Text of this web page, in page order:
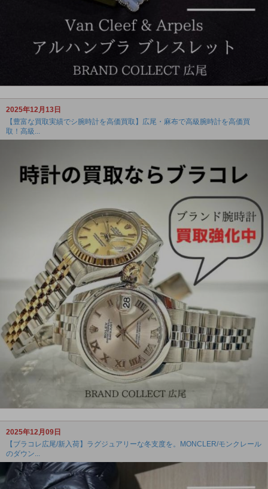
2025年12月13日
【豊富な買取実績でシ腕時計を高価買取】広尾・麻布で高級腕時計を高価買
取！高級...
2025年12月09日
【ブラコレ広尾/新入荷】ラグジュアリーな冬支度を。MONCLER/モンクレール
のダウン...